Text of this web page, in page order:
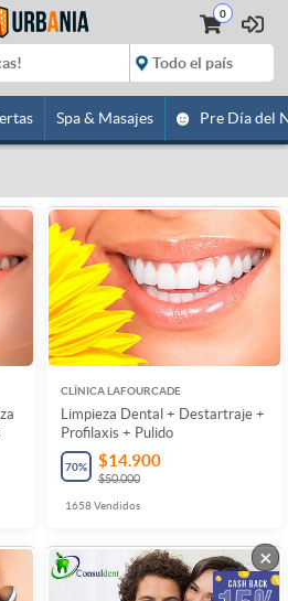
0
Spa & Masajes Pre Día del
CLÍNICA LAFOURCADE
Limpieza Dental + Destartraje +
Profilaxis + Pulido
70% $14.900
$50.000
1658Vendidos
×